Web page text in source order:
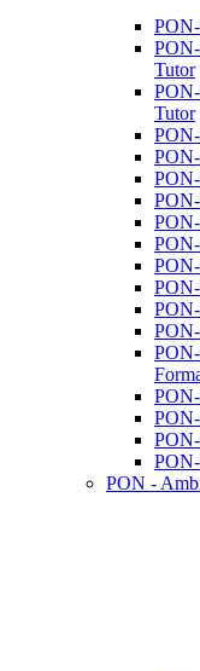
Tutor
Tutor
PON -